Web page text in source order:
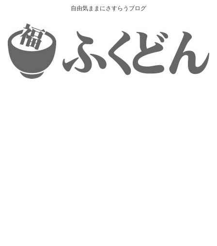
自由気ままにさすらうブログ